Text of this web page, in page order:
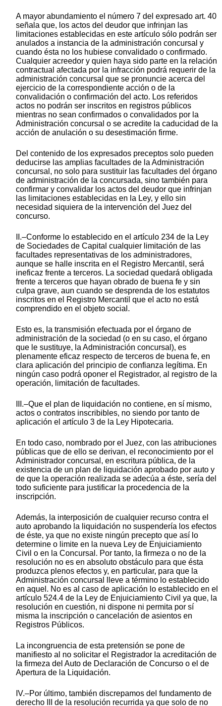
A mayor abundamiento el número 7 del expresado art. 40
señala que, los actos del deudor que infrinjan las
limitaciones establecidas en este artículo sólo podrán ser
anulados a instancia de la administración concursal y
cuando ésta no los hubiese convalidado o confirmado.
Cualquier acreedor y quien haya sido parte en la relación
contractual afectada por la infracción podrá requerir de la
administración concursal que se pronuncie acerca del
ejercicio de la correspondiente acción o de la
convalidación o confirmación del acto. Los referidos
actos no podrán ser inscritos en registros públicos
mientras no sean confirmados o convalidados por la
Administración concursal o se acredite la caducidad de la
acción de anulación o su desestimación firme.
Del contenido de los expresados preceptos solo pueden
deducirse las amplias facultades de la Administración
concursal, no solo para sustituir las facultades del órgano
de administración de la concursada, sino también para
confirmar y convalidar los actos del deudor que infrinjan
las limitaciones establecidas en la Ley, y ello sin
necesidad siquiera de la intervención del Juez del
concurso.
II.–Conforme lo establecido en el artículo 234 de la Ley
de Sociedades de Capital cualquier limitación de las
facultades representativas de los administradores,
aunque se halle inscrita en el Registro Mercantil, será
ineficaz frente a terceros. La sociedad quedará obligada
frente a terceros que hayan obrado de buena fe y sin
culpa grave, aun cuando se desprenda de los estatutos
inscritos en el Registro Mercantil que el acto no está
comprendido en el objeto social.
Esto es, la transmisión efectuada por el órgano de
administración de la sociedad (o en su caso, el órgano
que le sustituye, la Administración concursal), es
plenamente eficaz respecto de terceros de buena fe, en
clara aplicación del principio de confianza legítima. En
ningún caso podrá oponer el Registrador, al registro de la
operación, limitación de facultades.
III.–Que el plan de liquidación no contiene, en sí mismo,
actos o contratos inscribibles, no siendo por tanto de
aplicación el artículo 3 de la Ley Hipotecaria.
En todo caso, nombrado por el Juez, con las atribuciones
públicas que de ello se derivan, el reconocimiento por el
Administrador concursal, en escritura pública, de la
existencia de un plan de liquidación aprobado por auto y
de que la operación realizada se adecúa a éste, sería del
todo suficiente para justificar la procedencia de la
inscripción.
Además, la interposición de cualquier recurso contra el
auto aprobando la liquidación no suspendería los efectos
de éste, ya que no existe ningún precepto que así lo
determine o limite en la nueva Ley de Enjuiciamiento
Civil o en la Concursal. Por tanto, la firmeza o no de la
resolución no es en absoluto obstáculo para que ésta
produzca plenos efectos y, en particular, para que la
Administración concursal lleve a término lo establecido
en aquel. No es al caso de aplicación lo establecido en el
artículo 524.4 de la Ley de Enjuiciamiento Civil ya que, la
resolución en cuestión, ni dispone ni permita por sí
misma la inscripción o cancelación de asientos en
Registros Públicos.
La incongruencia de esta pretensión se pone de
manifiesto al no solicitar el Registrador la acreditación de
la firmeza del Auto de Declaración de Concurso o el de
Apertura de la Liquidación.
IV.–Por último, también discrepamos del fundamento de
derecho III de la resolución recurrida ya que solo de no